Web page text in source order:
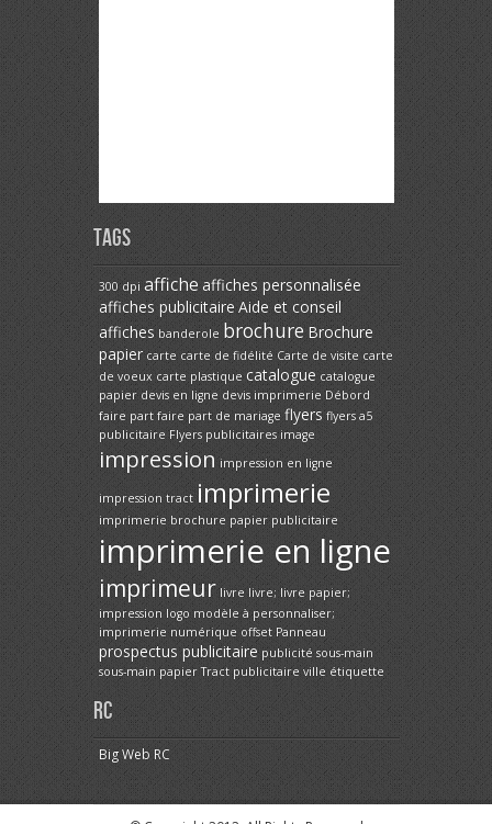
Tags
300 dpi affiche affiches personnalisée
affiches publicitaire Aide et conseil
affiches banderole brochure Brochure
papier carte carte de fidélité Carte de visite carte
de voeux carte plastique catalogue catalogue
papier devis en ligne devis imprimerie Débord
faire part faire part de mariage flyers flyers a5
publicitaire Flyers publicitaires image
impression impression en ligne
impression tract imprimerie
imprimerie brochure papier publicitaire
imprimerie en ligne
imprimeur livre livre; livre papier;
impression logo modèle à personnaliser;
imprimerie numérique offset Panneau
prospectus publicitaire publicité sous-main
sous-main papier Tract publicitaire ville étiquette
RC
Big Web RC